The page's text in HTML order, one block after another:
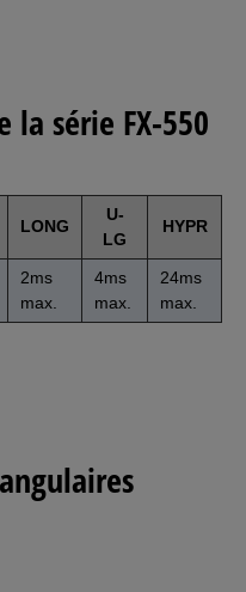
la série FX-550
LONG
U-
LG
HYPR
2ms
max.
4ms
max.
24ms
max.